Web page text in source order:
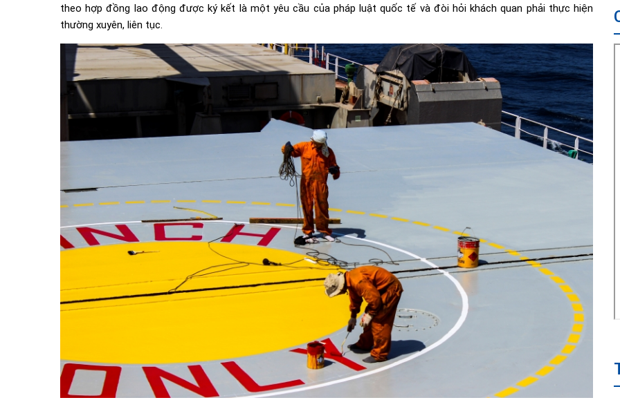
theo hợp đồng lao động được ký kết là một yêu cầu của pháp luật quốc tế và đòi hỏi khách quan phải thực hiện
thường xuyên, liên tục.